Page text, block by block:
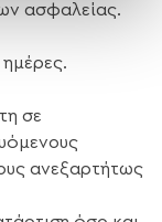
ασφαλείας.
σε
ανεξαρτήτως